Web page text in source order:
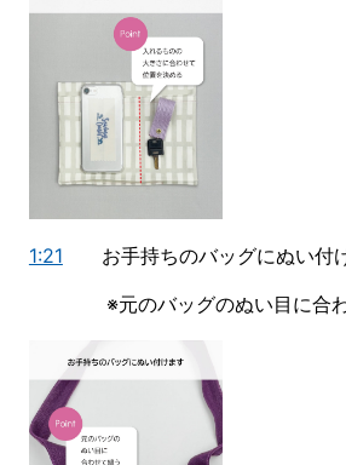
1:21 お手持ちのバッグにぬい付け
※元のバッグのぬい目に合わ